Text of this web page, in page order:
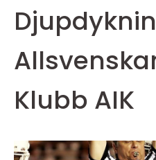
Klubb AIK